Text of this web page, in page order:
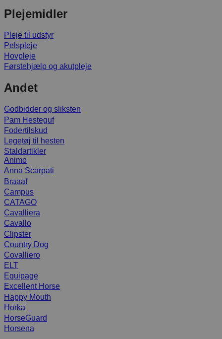
Plejemidler
Pleje til udstyr
Pelspleje
Hovpleje
Førstehjælp og akutpleje
Andet
Godbidder og sliksten
Pam Hesteguf
Fodertilskud
Legetøj til hesten
Staldartikler
Animo
Anna Scarpati
Braaaf
Campus
CATAGO
Cavalliera
Cavallo
Clipster
Country Dog
Covalliero
ELT
Equipage
Excellent Horse
Happy Mouth
Horka
HorseGuard
Horsena